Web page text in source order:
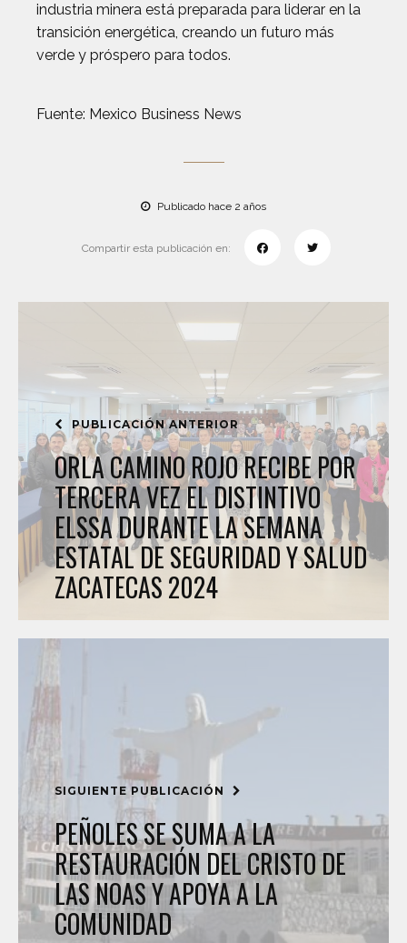
industria minera está preparada para liderar en la
transición energética, creando un futuro más
verde y próspero para todos.
Fuente: Mexico Business News
Publicado hace 2 años
Compartir esta publicación en:
PUBLICACIÓN ANTERIOR
ORLA CAMINO ROJO RECIBE POR
TERCERA VEZ EL DISTINTIVO
ELSSA DURANTE LA SEMANA
ESTATAL DE SEGURIDAD Y SALUD
ZACATECAS 2024
SIGUIENTE PUBLICACIÓN
PEÑOLES SE SUMA A LA
RESTAURACIÓN DEL CRISTO DE
LAS NOAS Y APOYA A LA
COMUNIDAD